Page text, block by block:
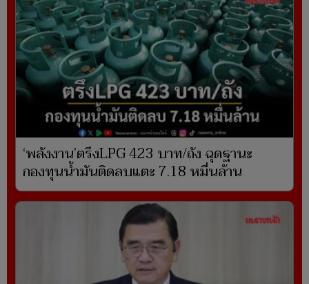
‘พลังงาน’ตรึงLPG 423 บาท/ถัง ฉุดฐานะ
กองทุนน้ำมันติดลบแตะ 7.18 หมื่นล้าน